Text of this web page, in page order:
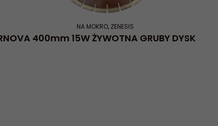
NA MOKRO, ZENESIS
400mm 15W ŻYWOTNA GRUBY DYSK